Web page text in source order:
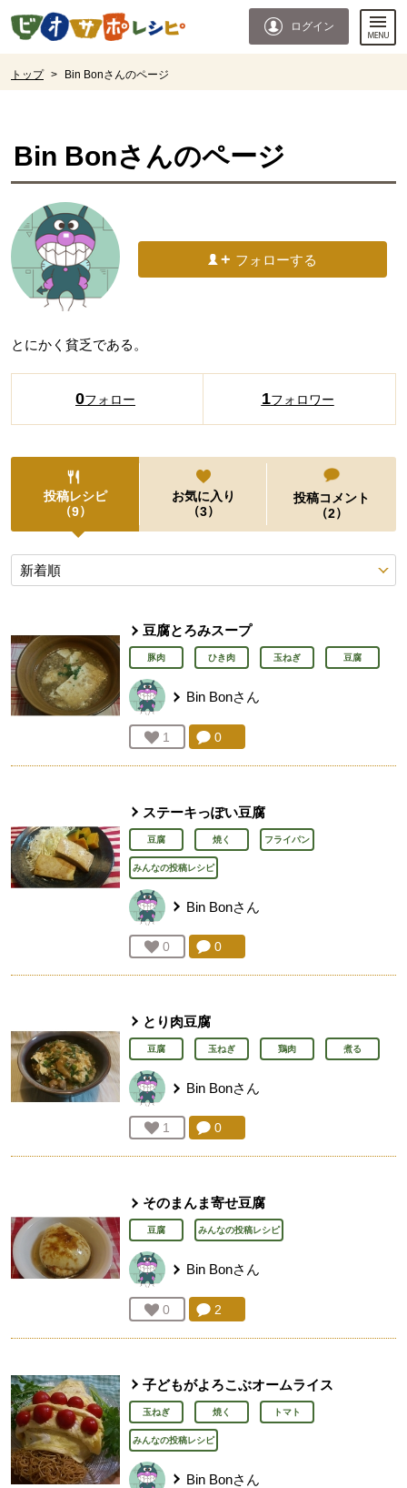
ページの先頭です。
ログイン
トップ > Bin Bonさんのページ
Bin Bonさんのページ
フォローする
とにかく貧乏である。
0フォロー 1フォロワー
投稿レシピ
（9）
お気に入り
（3）
投稿コメント
（2）
投稿レシピ
豆腐とろみスープ
豚肉 ひき肉 玉ねぎ 豆腐
Bin Bonさん
お気に入り登録：
1 人が登録コメント：
0
ステーキっぽい豆腐
豆腐 焼く フライパン
みんなの投稿レシピ
Bin Bonさん
お気に入り登録：
0 人が登録コメント：
0
とり肉豆腐
豆腐 玉ねぎ 鶏肉 煮る
Bin Bonさん
お気に入り登録：
1 人が登録コメント：
0
そのまんま寄せ豆腐
豆腐 みんなの投稿レシピ
Bin Bonさん
お気に入り登録：
0 人が登録コメント：
2
子どもがよろこぶオームライス
玉ねぎ 焼く トマト
みんなの投稿レシピ
Bin Bonさん